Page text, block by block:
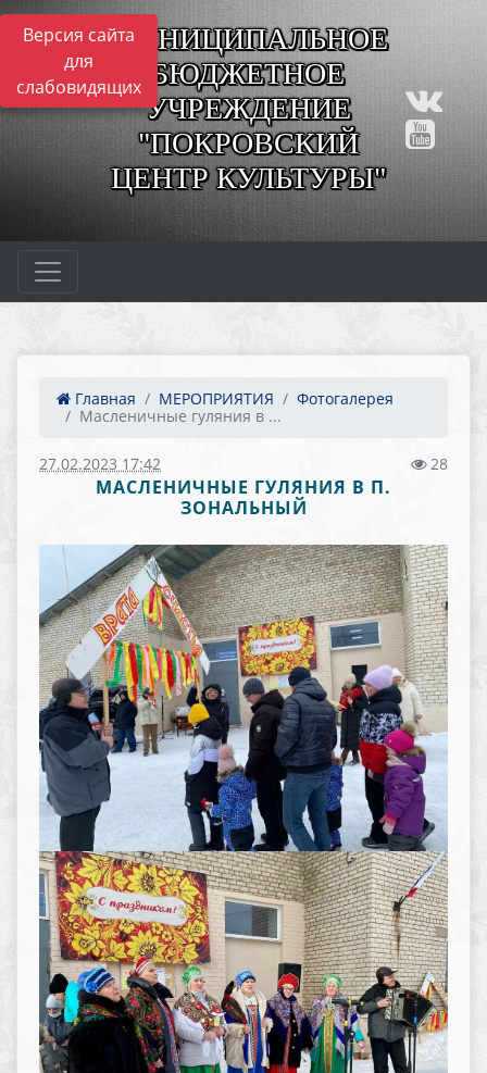
Версия сайта
для
слабовидящих
МУНИЦИПАЛЬНОЕ
БЮДЖЕТНОЕ
УЧРЕЖДЕНИЕ
"ПОКРОВСКИЙ
ЦЕНТР КУЛЬТУРЫ"
Главная МЕРОПРИЯТИЯ
Фотогалерея
Масленичные гуляния в ...
27.02.2023 17:42 28
МАСЛЕНИЧНЫЕ ГУЛЯНИЯ В П.
ЗОНАЛЬНЫЙ